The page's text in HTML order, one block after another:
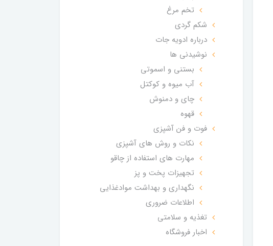
تخم مرغ
شکم گردی
درباره ادویه جات
نوشیدنی ها
بستنی و اسموتی
آب میوه و کوکتل
چای و دمنوش
قهوه
فوت و فن آشپزی
نکات و روش های آشپزی
مهارت های استفاده از چاقو
تجهیزات پخت و پز
نگهداری و بهداشت موادغذایی
اطلاعات ضروری
تغذیه و سلامتی
اخبار فروشگاه